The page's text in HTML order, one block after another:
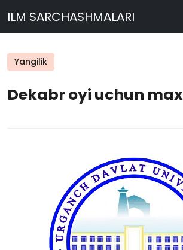
ILM SARCHASHMALARI
Yangilik
Dekabr oyi uchun